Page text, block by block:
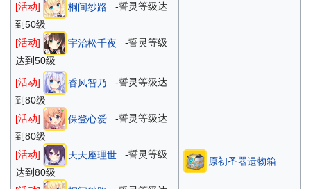
[活动]
桐间纱路
-誓灵等级达
到50级
[活动]
宇治松千夜
-誓灵等级
达到50级
[活动] 香风智乃
-誓灵等级达
到80级
[活动]
保登心爱
-誓灵等级达
到80级
[活动]
天天座理世
-誓灵等级
达到80级
原初圣器遗物箱